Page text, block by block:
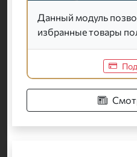
Данный модуль
избранные товары